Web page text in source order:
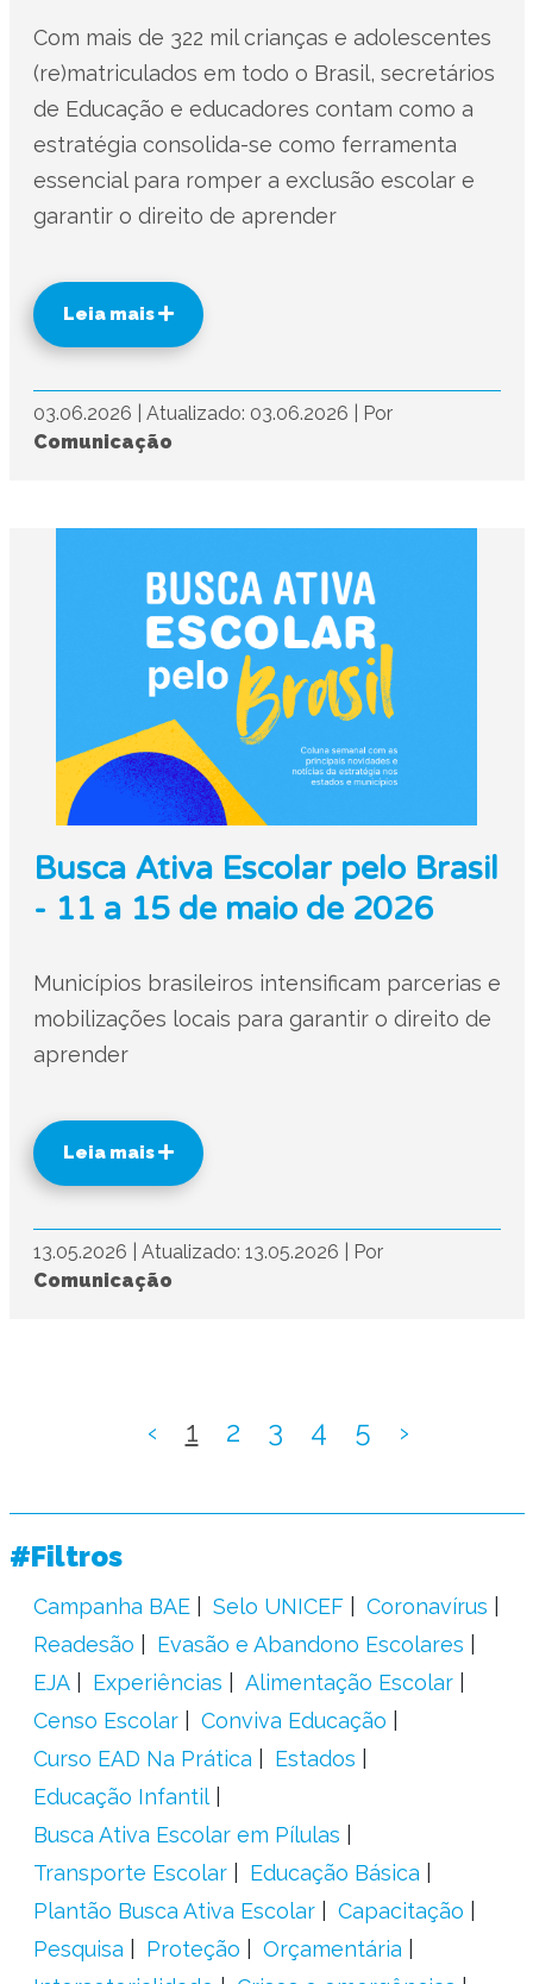
Com mais de 322 mil crianças e adolescentes
(re)matriculados em todo o Brasil, secretários
de Educação e educadores contam como a
estratégia consolida-se como ferramenta
essencial para romper a exclusão escolar e
garantir o direito de aprender
Leia mais
03.06.2026 Atualizado: 03.06.2026
Por
Comunicação
Busca Ativa Escolar pelo Brasil
- 11 a 15 de maio de 2026
Municípios brasileiros intensificam parcerias e
mobilizações locais para garantir o direito de
aprender
Leia mais
13.05.2026 Atualizado: 13.05.2026
Por
Comunicação
‹ 1 2 3 4 5 ›
#Filtros
Campanha BAE Selo UNICEF
Coronavírus
Readesão
Evasão e Abandono Escolares
EJA
Experiências
Alimentação Escolar
Censo Escolar
Conviva Educação
Curso EAD Na Prática
Estados
Educação Infantil
Busca Ativa Escolar em Pílulas
Transporte Escolar
Educação Básica
Plantão Busca Ativa Escolar
Capacitação
Pesquisa
Proteção
Orçamentária